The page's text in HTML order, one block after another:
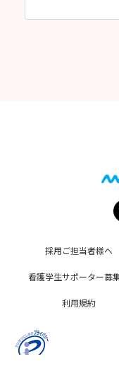
採用ご担当者様へ
看護学生サポーター募
利用規約